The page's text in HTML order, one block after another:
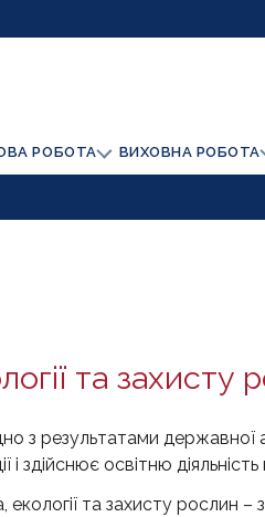
РОБОТА ВИХОВНА РОБОТА
та захисту
з результатами державної
освітню діяльність
та захисту рослин –